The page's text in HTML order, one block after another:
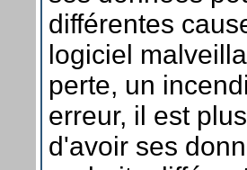
différentes
logiciel
perte, un
erreur, il est
d'avoir ses